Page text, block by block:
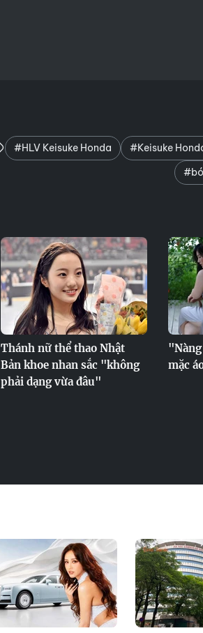
#HLV Keisuke Honda #Keisuke
Thánh nữ thể thao Nhật
Bản khoe nhan sắc "không
phải dạng vừa đâu"
mặc